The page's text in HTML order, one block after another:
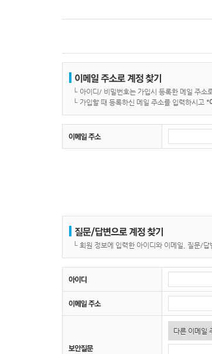
└ 아이디/ 비밀번호는 가입시 등록한 메일 주소
└ 가입할 때 등록하신 메일 주소를 입력하시고 "
└ 회원 정보에 입력한 아이디와 이메일, 질문/